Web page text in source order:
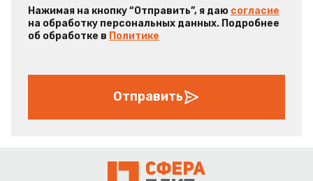
Нажимая на кнопку “Отправить”, я даю согласие
на обработку персональных данных. Подробнее
об обработке в Политике
Отправить